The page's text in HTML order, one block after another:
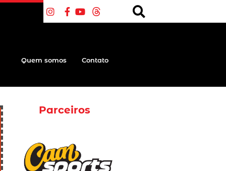
Quem somos Contato
Parceiros